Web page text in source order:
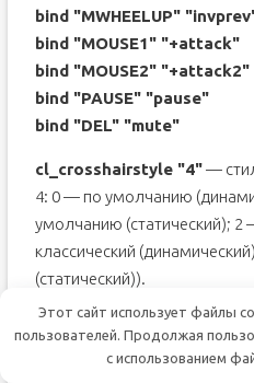
bind "MWHEELUP"
bind "MOUSE1" "+attack"
bind "MOUSE2" "+attack2"
bind "PAUSE" "pause"
bind "DEL" "mute"
cl_crosshairstyle "4"—
4: 0 — по умолчанию
умолчанию (статический); 2
классический
(статический)).
cl_crosshairsize "3"—
cl_crosshairthickness "1"—
cl_crosshairgap "-7"—
Этот сайт использует файлы
пользователей. Продолжая
с использованием